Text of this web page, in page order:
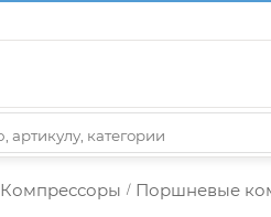
Компрессоры / Поршневые